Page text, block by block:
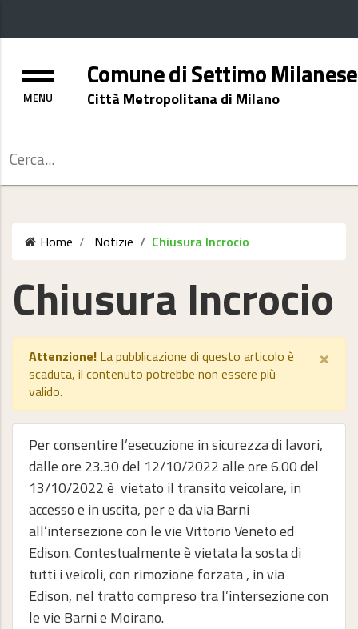
Menu Comune di Settimo Milanese
Città Metropolitana di Milano
Home Notizie Chiusura Incrocio
Chiusura Incrocio
Attenzione! La pubblicazione di questo articolo è
scaduta, il contenuto potrebbe non essere più
valido.
×
Per consentire l’esecuzione in sicurezza di lavori,
dalle ore 23.30 del 12/10/2022 alle ore 6.00 del
13/10/2022 è vietato il transito veicolare, in
accesso e in uscita, per e da via Barni
all’intersezione con le vie Vittorio Veneto ed
Edison. Contestualmente è vietata la sosta di
tutti i veicoli, con rimozione forzata , in via
Edison, nel tratto compreso tra l’intersezione con
le vie Barni e Moirano.